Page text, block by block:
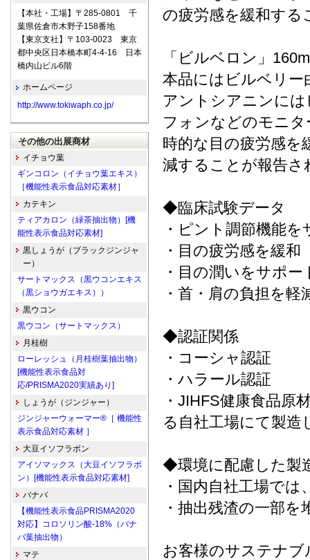
の疲労感を緩和する
「ビルベロン」
本品にはビルベリ
アントシアニンに
フォンなどのモニ
時的な目の疲労感を
減することが報告さ
◆臨床試験データ
・ピント調節機能
・目の疲労感を緩
・目の潤いをサポ
・首・肩の負担を
◆認証関係
・コーシャ認証
・ハラール認証
・JIHFS健康食品原
る自社工場にて製造
◆環境に配慮した製
・国内自社工場で
・抽出残渣の一部
お客様のサステナブ
【本社・工場】〒285-0801 千
葉県佐倉市木野子158番地
【東京支社】〒103-0023 東京
都中央区日本橋本町4-4-16 日本
橋内山ビル6階
ホームページ
http://www.tokiwaph.co.jp/
その他の出展商材
イチョウ葉
ギンコロン（イチョウ葉エキス）
［機能性表示食品対応素材］
カテキン
ティアカロン（緑茶抽出物）[機
能性表示食品対応素材]
黒しょうが（ブラックジンジャ
ー）
サートマックス（黒ウコンエキス
（黒ショウガエキス））
黒ウコン
黒ウコン（サートマックス）
月桂樹
ローレッシュ（月桂樹葉抽出物）
[機能性表示食品対
応/PRISMA2020実績あり]
しょうが（ジンジャー）
ジンジャーウォーマー®［ 機能性
表示食品対応素材 ］
大豆イソフラボン
アイソマックス（大豆イソフラボ
ン）[機能性表示食品対応素材]
バナバ
【機能性表示食品PRISMA2020
対応】コロソリン酸-18%（バナ
バ葉抽出物）
マテ